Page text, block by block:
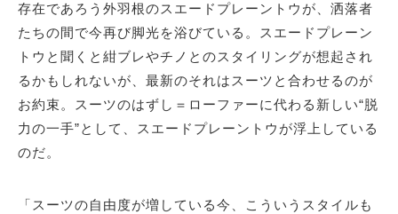
存在であろう外羽根のスエードプレーントウが、洒落者
たちの間で今再び脚光を浴びている。スエードプレーン
トウと聞くと紺ブレやチノとのスタイリングが想起され
るかもしれないが、最新のそれはスーツと合わせるのが
お約束。スーツのはずし＝ローファーに代わる新しい“脱
力の一手”として、スエードプレーントウが浮上している
のだ。
「スーツの自由度が増している今、こういうスタイルも